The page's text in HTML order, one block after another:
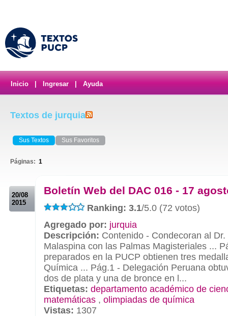
Inicio Ingresar Ayuda
Textos de jurquia
Sus Textos Sus Favoritos
Páginas: 1
20/08
2015
Boletín Web del DAC 016 - 17
Ranking: 3.1/5.0 (72 votos)
Agregado por: jurquia
Descripción: Contenido - Condecoran al
Malaspina con las Palmas Magisteriales ...
preparados en la PUCP obtienen tres
Química ... Pág.1 - Delegación Peruana
dos de plata y una de bronce en l...
Etiquetas: departamento académico de
matemáticas , olimpiadas de química
Vistas: 1307